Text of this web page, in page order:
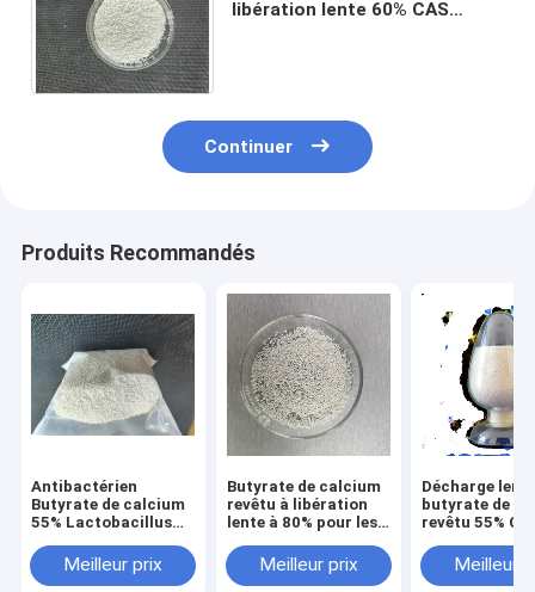
libération lente 60% CAS
Continuer
Produits Recommandés
Antibactérien
Butyrate de calcium
55% Lactobacillus
alimentaires pour
volailles 5743-36-2
Meilleur prix
Butyrate de calcium
revêtu à libération
lente à 80% pour les
Meilleur prix
Décharge
butyrate de
revêtu 55%
butyrate de
15% pour les
Meilleur